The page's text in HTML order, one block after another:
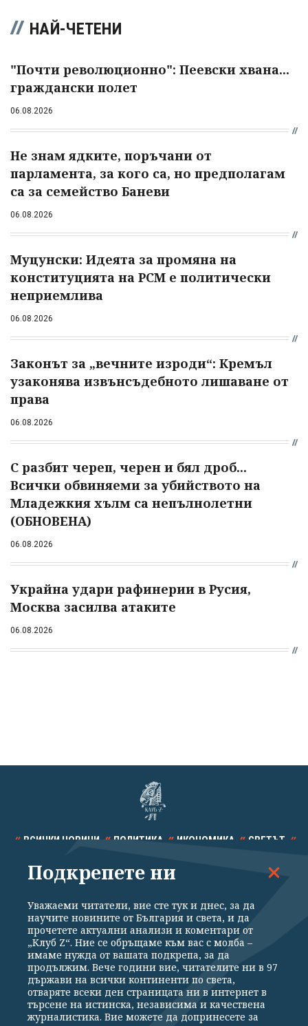
НАЙ-ЧЕТЕНИ
"Почти революционно": Пеевски хвана...
граждански полет
06.08.2026
Не знам ядките, поръчани от
парламента, за кого са, но предполагам
са за семейство Баневи
06.08.2026
Муцунски: Идеята за промяна на
конституцията на РСМ е политически
неприемлива
06.08.2026
Законът за „вечните изроди“: Кремъл
узаконява извънсъдебното лишаване от
права
06.08.2026
С разбит череп, черен и бял дроб...
Всички обвиняеми за убийството на
Младежкия хълм са непълнолетни
(ОБНОВЕНА)
06.08.2026
Украйна удари рафинерии в Русия,
Москва засилва атаките
06.08.2026
ВСИЧКИ НОВИНИ ПОЛИТИКА ИКОНОМИКА СВЕТЪТ
СПОРТ КУЛТУРА ТЕХНОЛОГИИ КАЛЕЙДОСКОП
Общи условия
Политика за поверителност
Реклама
Партньори Контакти
За Клуб Z
Екип
Подкрепете ни
Подкрепете ни
Уважаеми читатели, вие сте тук и днес, за да
научите новините от България и света, и да
прочетете актуални анализи и коментари от
„Клуб Z“. Ние се обръщаме към вас с молба –
имаме нужда от вашата подкрепа, за да
продължим. Вече години вие, читателите ни в 97
държави на всички континенти по света,
отваряте всеки ден страницата ни в интернет в
търсене на истинска, независима и качествена
журналистика. Вие можете да допринесете за